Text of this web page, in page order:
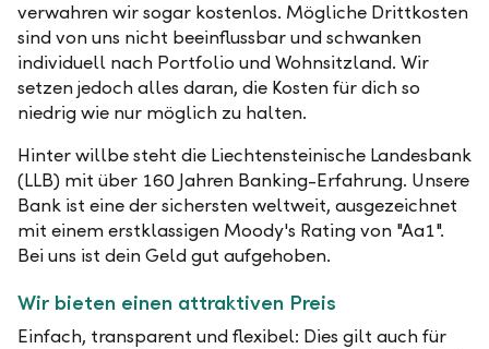
verwahren wir sogar kostenlos. Mögliche Drittkosten
sind von uns nicht beeinflussbar und schwanken
individuell nach Portfolio und Wohnsitzland. Wir
setzen jedoch alles daran, die Kosten für dich so
niedrig wie nur möglich zu halten.
Hinter willbe steht die Liechtensteinische Landesbank
(LLB) mit über 160 Jahren Banking-Erfahrung. Unsere
Bank ist eine der sichersten weltweit, ausgezeichnet
mit einem erstklassigen Moody's Rating von "Aa1".
Bei uns ist dein Geld gut aufgehoben.
Wir bieten einen attraktiven Preis
Einfach, transparent und flexibel: Dies gilt auch für